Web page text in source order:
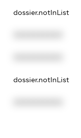
dossier.notInList
dossier.notInList